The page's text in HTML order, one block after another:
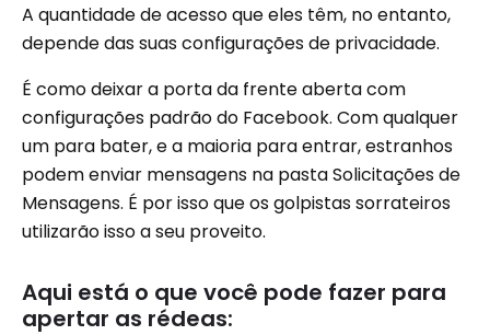
A quantidade de acesso que eles têm, no entanto,
depende das suas configurações de privacidade.
É como deixar a porta da frente aberta com
configurações padrão do Facebook. Com qualquer
um para bater, e a maioria para entrar, estranhos
podem enviar mensagens na pasta Solicitações de
Mensagens. É por isso que os golpistas sorrateiros
utilizarão isso a seu proveito.
Aqui está o que você pode fazer para
apertar as rédeas: